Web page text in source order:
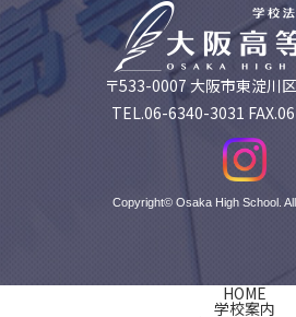
〒533-0007 大阪市東淀川
TEL.06-6340-3031
Copyright© Osaka High School.
HOME
学校案内